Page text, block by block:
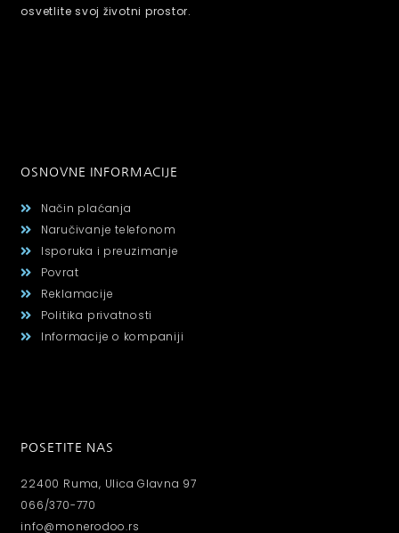
osvetlite svoj životni prostor.
OSNOVNE INFORMACIJE
Način plaćanja
Naručivanje telefonom
Isporuka i preuzimanje
Povrat
Reklamacije
Politika privatnosti
Informacije o kompaniji
POSETITE NAS
22400 Ruma, Ulica Glavna 97
066/370-770
info@monerodoo.rs